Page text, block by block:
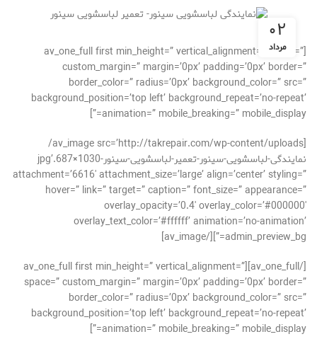
۰۲
مرداد
[av_one_full first min_height=” vertical_alignment=” space=”
custom_margin=” margin=’0px’ padding=’0px’ border=”
border_color=” radius=’0px’ background_color=” src=”
background_position=’top left’ background_repeat=’no-repeat’
animation=” mobile_breaking=” mobile_display=”]
[av_image src=’http://takrepair.com/wp-content/uploads/
نمایندگی-لباسشویی-سینور-تعمیر-لباسشویی-سینور-1030×687.jpg’
attachment=’6616′ attachment_size=’large’ align=’center’ styling=”
hover=” link=” target=” caption=” font_size=” appearance=”
overlay_opacity=’0.4′ overlay_color=’#000000′
overlay_text_color=’#ffffff’ animation=’no-animation’
admin_preview_bg=”][/av_image]
[/av_one_full][av_one_full first min_height=” vertical_alignment=”
space=” custom_margin=” margin=’0px’ padding=’0px’ border=”
border_color=” radius=’0px’ background_color=” src=”
background_position=’top left’ background_repeat=’no-repeat’
animation=” mobile_breaking=” mobile_display=”]